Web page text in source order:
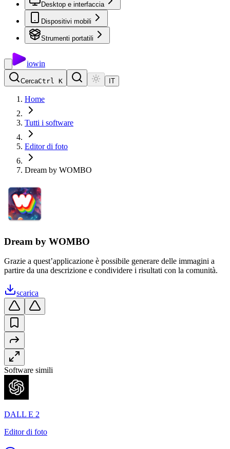
Desktop e interfaccia
Dispositivi mobili
Strumenti portatili
iowin
CercaCtrl K IT
Home
Tutti i software
Editor di foto
Dream by WOMBO
Dream by WOMBO
Grazie a quest’applicazione è possibile generare delle immagini a
partire da una descrizione e condividere i risultati con la comunità.
scarica
Software simili
DALL E 2
Editor di foto